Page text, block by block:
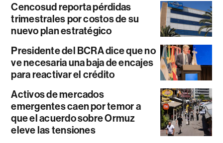
Cencosud reporta pérdidas
trimestrales por costos de su
nuevo plan estratégico
Presidente del BCRA dice que no
ve necesaria una baja de encajes
para reactivar el crédito
Activos de mercados
emergentes caen por temor a
que el acuerdo sobre Ormuz
eleve las tensiones